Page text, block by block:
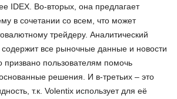
IDEX. Во-вторых, она предлагает
в сочетании со всем, что может
трейдеру. Аналитический
содержит все рыночные данные и новости
призвано пользователям помочь
решения. И в-третьих – это
т.к. Volentix использует для её